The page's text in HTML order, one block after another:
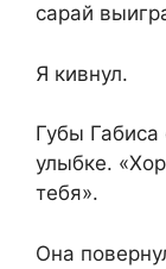
сарай
Я кивнул.
Губы
улыбке.
тебя».
Она